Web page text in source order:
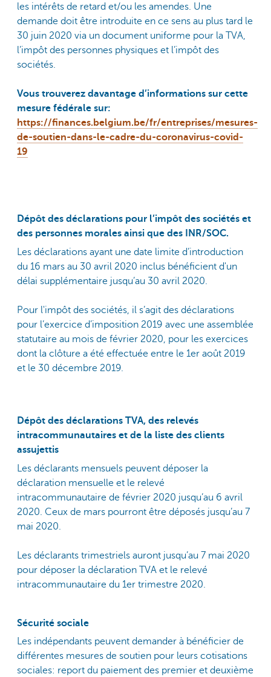
les intérêts de retard et/ou les amendes. Une
demande doit être introduite en ce sens au plus tard le
30 juin 2020 via un document uniforme pour la TVA,
l’impôt des personnes physiques et l’impôt des
sociétés.
Vous trouverez davantage d’informations sur cette
mesure fédérale sur:
https://finances.belgium.be/fr/entreprises/mesures-
de-soutien-dans-le-cadre-du-coronavirus-covid-
19
Dépôt des déclarations pour l’impôt des sociétés et
des personnes morales ainsi que des INR/SOC.
Les déclarations ayant une date limite d’introduction
du 16 mars au 30 avril 2020 inclus bénéficient d'un
délai supplémentaire jusqu’au 30 avril 2020.
Pour l'impôt des sociétés, il s’agit des déclarations
pour l’exercice d’imposition 2019 avec une assemblée
statutaire au mois de février 2020, pour les exercices
dont la clôture a été effectuée entre le 1er août 2019
et le 30 décembre 2019.
Dépôt des déclarations TVA, des relevés
intracommunautaires et de la liste des clients
assujettis
Les déclarants mensuels peuvent déposer la
déclaration mensuelle et le relevé
intracommunautaire de février 2020 jusqu’au 6 avril
2020. Ceux de mars pourront être déposés jusqu’au 7
mai 2020.
Les déclarants trimestriels auront jusqu’au 7 mai 2020
pour déposer la déclaration TVA et le relevé
intracommunautaire du 1er trimestre 2020.
Sécurité sociale
Les indépendants peuvent demander à bénéficier de
différentes mesures de soutien pour leurs cotisations
sociales: report du paiement des premier et deuxième